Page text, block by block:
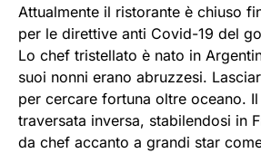
Attualmente il ristorante è chiuso
per le direttive anti Covid-19 del
Lo chef tristellato è nato in
suoi nonni erano abruzzesi.
per cercare fortuna oltre oceano.
traversata inversa, stabilendosi in
da chef accanto a grandi star